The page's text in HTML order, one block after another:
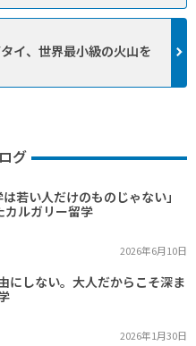
イ、世界最小級の火山を
グ
は若い人だけのものじゃない」
カルガリー留学
2026年6月10日
にしない。大人だからこそ深ま
2026年1月30日